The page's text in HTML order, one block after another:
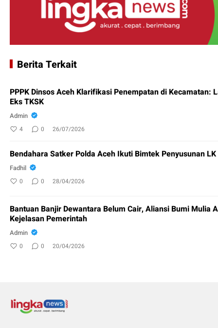
Berita Terkait
PPPK Dinsos Aceh Klarifikasi Penempatan di Kecamatan:
Eks TKSK
Admin
4 0 26/07/2026
Bendahara Satker Polda Aceh Ikuti Bimtek Penyusunan LK
Fadhil
0 0 28/04/2026
Bantuan Banjir Dewantara Belum Cair, Aliansi Bumi Mulia
Kejelasan Pemerintah
Admin
0 0 20/04/2026